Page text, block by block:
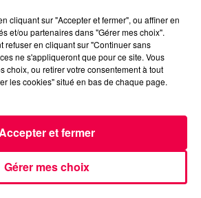
20230504-CC.mp3
INFOS
EMISSIONS
cliquant sur "Accepter et fermer", ou affiner en
et/ou partenaires dans "Gérer mes choix".
refuser en cliquant sur "Continuer sans
ne s'appliqueront que pour ce site. Vous
choix, ou retirer votre consentement à tout
les cookies" situé en bas de chaque page.
Gérer mes choix
Accepter et fermer